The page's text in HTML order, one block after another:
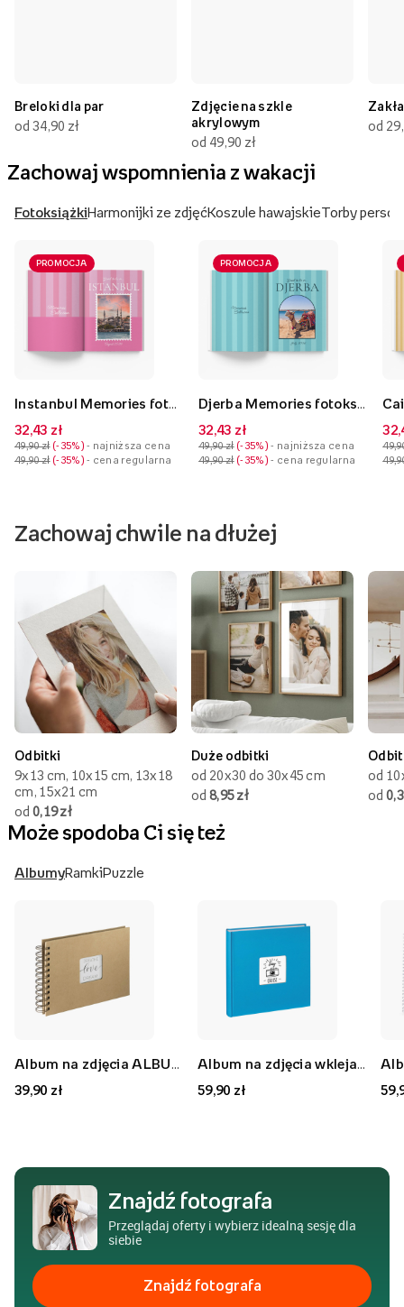
Breloki dla par
od 34,90 zł
Zdjęcie na szkle
akrylowym
od 49,90 zł
od
Zachowaj wspomnienia z wakacji
FotoksiążkiHarmonijki ze zdjęćKoszule hawajskieTorby
PROMOCJA
32,43 zł
49,90 zł -35%
- najniższa cena
49,90 zł -35% - cena regularna
PROMOCJA
32,43 zł
49,90 zł -35%
- najniższa cena
49,90 zł -35% - cena regularna
Zachowaj chwile na dłużej
Odbitki
9x13 cm, 10x15 cm, 13x18
cm, 15x21 cm
od 0,19 zł
Duże odbitki
od 20x30 do 30x45 cm
od 8,95 zł
od
od
Może spodoba Ci się też
AlbumyRamkiPuzzle
39,90 zł
59,90 zł
Znajdź fotografa
Przeglądaj oferty i wybierz idealną sesję dla
siebie
Znajdź fotografa